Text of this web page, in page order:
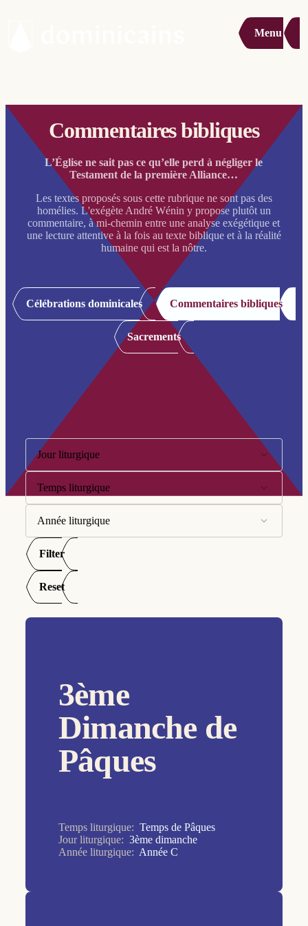
Menu
Commentaires bibliques
L’Église ne sait pas ce qu’elle perd à négliger le
Testament de la première Alliance…
Les textes proposés sous cette rubrique ne sont pas des
homélies. L'exégète André Wénin y propose plutôt un
commentaire, à mi-chemin entre une analyse exégétique et
une lecture attentive à la fois au texte biblique et à la réalité
humaine qui est la nôtre.
Célébrations dominicales Commentaires bibliques
Sacrements
Filtre:
Jour liturgique
10ème dimanche
11ème dimanche
12ème dimanche
13ème dimanche
14ème dimanche
15ème dimanche
18ème dimanche
1er dimanche
20ème dimanche
23ème dimanche
24ème dimanche
Temps liturgique
Avent
Carême
Pentecôte
Semaine Sainte
Année liturgique
Année A
Année B
Filter
Reset
3ème
Dimanche de
Pâques
Temps liturgique: Temps de Pâques
Jour liturgique: 3ème dimanche
Année liturgique: Année C